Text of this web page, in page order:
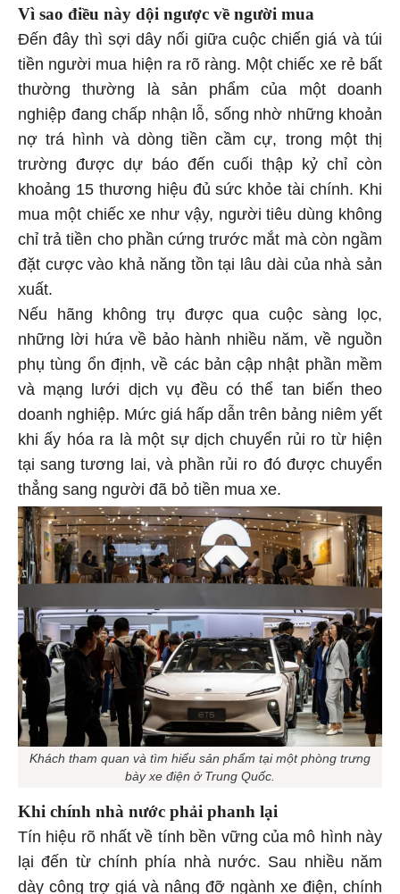
Vì sao điều này dội ngược về người mua
Đến đây thì sợi dây nối giữa cuộc chiến giá và túi
tiền người mua hiện ra rõ ràng. Một chiếc xe rẻ bất
thường thường là sản phẩm của một doanh
nghiệp đang chấp nhận lỗ, sống nhờ những khoản
nợ trá hình và dòng tiền cầm cự, trong một thị
trường được dự báo đến cuối thập kỷ chỉ còn
khoảng 15 thương hiệu đủ sức khỏe tài chính. Khi
mua một chiếc xe như vậy, người tiêu dùng không
chỉ trả tiền cho phần cứng trước mắt mà còn ngầm
đặt cược vào khả năng tồn tại lâu dài của nhà sản
xuất.
Nếu hãng không trụ được qua cuộc sàng lọc,
những lời hứa về bảo hành nhiều năm, về nguồn
phụ tùng ổn định, về các bản cập nhật phần mềm
và mạng lưới dịch vụ đều có thể tan biến theo
doanh nghiệp. Mức giá hấp dẫn trên bảng niêm yết
khi ấy hóa ra là một sự dịch chuyển rủi ro từ hiện
tại sang tương lai, và phần rủi ro đó được chuyển
thẳng sang người đã bỏ tiền mua xe.
Khách tham quan và tìm hiểu sản phẩm tại một phòng trưng
bày xe điện ở Trung Quốc.
Khi chính nhà nước phải phanh lại
Tín hiệu rõ nhất về tính bền vững của mô hình này
lại đến từ chính phía nhà nước. Sau nhiều năm
dày công trợ giá và nâng đỡ ngành xe điện, chính